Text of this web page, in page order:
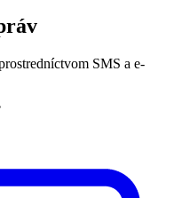
SMS a e-